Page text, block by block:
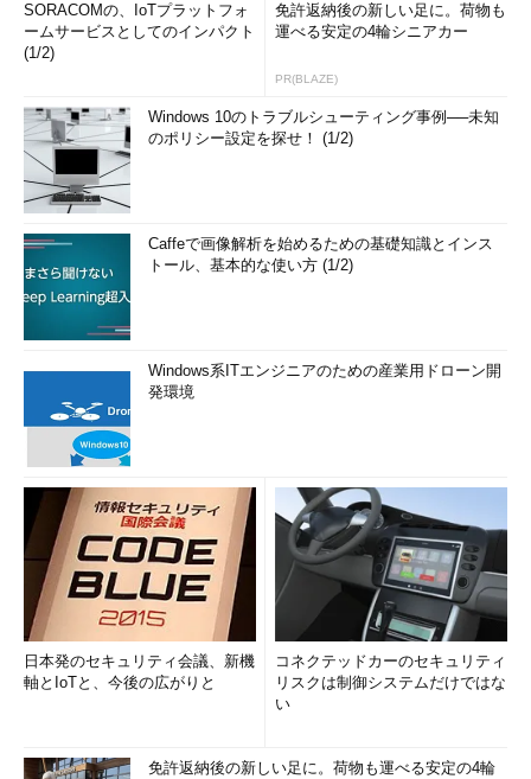
SORACOMの、IoTプラットフォ
ームサービスとしてのインパクト
(1/2)
免許返納後の新しい足に。荷物も
運べる安定の4輪シニアカー
PR(BLAZE)
Windows 10のトラブルシューティング事例──未知
のポリシー設定を探せ！ (1/2)
Caffeで画像解析を始めるための基礎知識とインス
トール、基本的な使い方 (1/2)
Windows系ITエンジニアのための産業用ドローン開
発環境
日本発のセキュリティ会議、新機
軸とIoTと、今後の広がりと
コネクテッドカーのセキュリティ
リスクは制御システムだけではな
い
免許返納後の新しい足に。荷物も運べる安定の4輪